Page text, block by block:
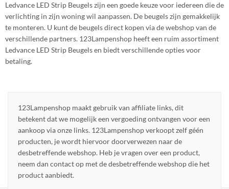
Ledvance LED Strip Beugels zijn een goede keuze voor iedereen die de
verlichting in zijn woning wil aanpassen. De beugels zijn gemakkelijk
te monteren. U kunt de beugels direct kopen via de webshop van de
verschillende partners. 123Lampenshop heeft een ruim assortiment
Ledvance LED Strip Beugels en biedt verschillende opties voor
betaling.
123Lampenshop maakt gebruik van affiliate links, dit
betekent dat we mogelijk een vergoeding ontvangen voor een
aankoop via onze links. 123Lampenshop verkoopt zelf géén
producten, je wordt hiervoor doorverwezen naar de
desbetreffende webshop. Heb je vragen over een product,
neem dan contact op met de desbetreffende webshop die het
product aanbiedt.